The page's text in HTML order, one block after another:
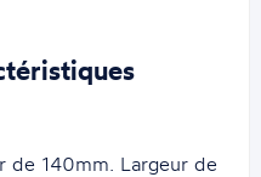
de 140mm. Largeur de